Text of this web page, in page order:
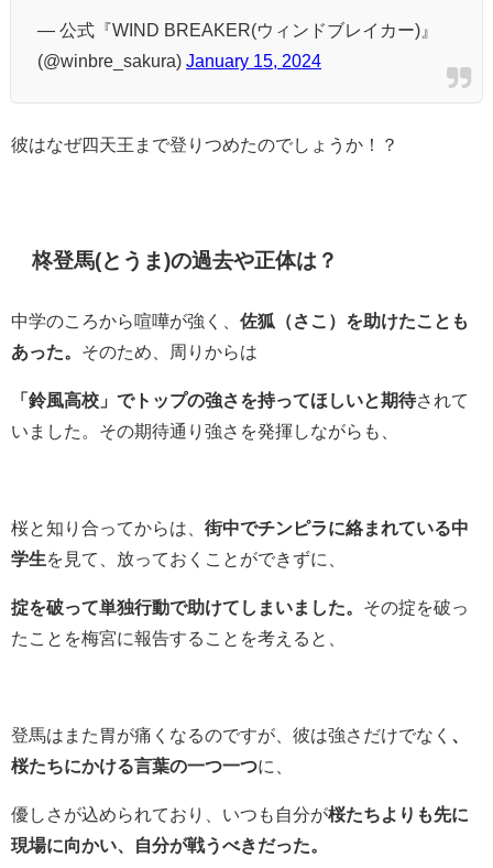
— 公式『WIND BREAKER(ウィンドブレイカー)』
(@winbre_sakura) January 15, 2024
彼はなぜ四天王まで登りつめたのでしょうか！？
柊登馬(とうま)の過去や正体は？
中学のころから喧嘩が強く、 佐狐（さこ）を助けたことも
あった。 そのため、周りからは
「鈴風高校」でトップの強さを持ってほしいと期待されて
いました。その期待通り強さを発揮しながらも、
桜と知り合ってからは、 街中でチンピラに絡まれている中
学生を見て、放っておくことができずに、
掟を破って単独行動で助けてしまいました。 その掟を破っ
たことを梅宮に報告することを考えると、
登馬はまた胃が痛くなるのですが、彼は強さだけでなく
桜たちにかける言葉の一つ一つに、
優しさが込められており、いつも自分が桜たちよりも先に
現場に向かい、自分が戦うべきだった。